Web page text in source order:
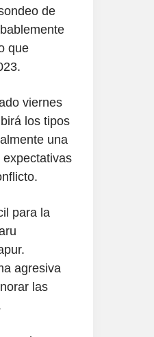
de
que
viernes
los tipos
una
para la
agresiva
las